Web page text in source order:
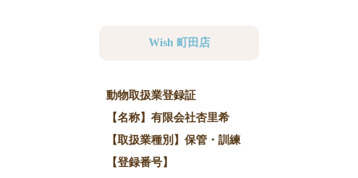
Wish 町田店
動物取扱業登録証
【名称】有限会社杏里希
【取扱業種別】保管・訓練
【登録番号】